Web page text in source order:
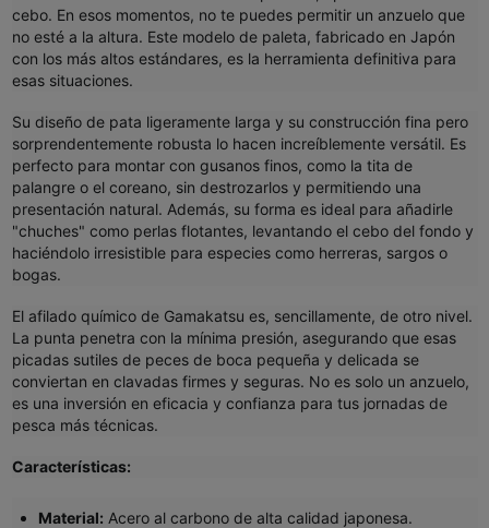
cebo. En esos momentos, no te puedes permitir un anzuelo que
no esté a la altura. Este modelo de paleta, fabricado en Japón
con los más altos estándares, es la herramienta definitiva para
esas situaciones.
Su diseño de pata ligeramente larga y su construcción fina pero
sorprendentemente robusta lo hacen increíblemente versátil. Es
perfecto para montar con gusanos finos, como la tita de
palangre o el coreano, sin destrozarlos y permitiendo una
presentación natural. Además, su forma es ideal para añadirle
"chuches" como perlas flotantes, levantando el cebo del fondo y
haciéndolo irresistible para especies como herreras, sargos o
bogas.
El afilado químico de Gamakatsu es, sencillamente, de otro nivel.
La punta penetra con la mínima presión, asegurando que esas
picadas sutiles de peces de boca pequeña y delicada se
conviertan en clavadas firmes y seguras. No es solo un anzuelo,
es una inversión en eficacia y confianza para tus jornadas de
pesca más técnicas.
Características:
Material: Acero al carbono de alta calidad japonesa.